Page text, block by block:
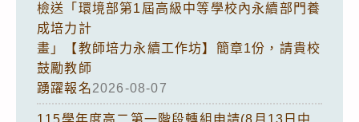
檢送「環境部第1屆高級中等學校內永續部門養
成培力計
畫」【教師培力永續工作坊】簡章1份，請貴校
鼓勵教師
踴躍報名2026-08-07
115學年度高二第一階段轉組申請(8月13日中